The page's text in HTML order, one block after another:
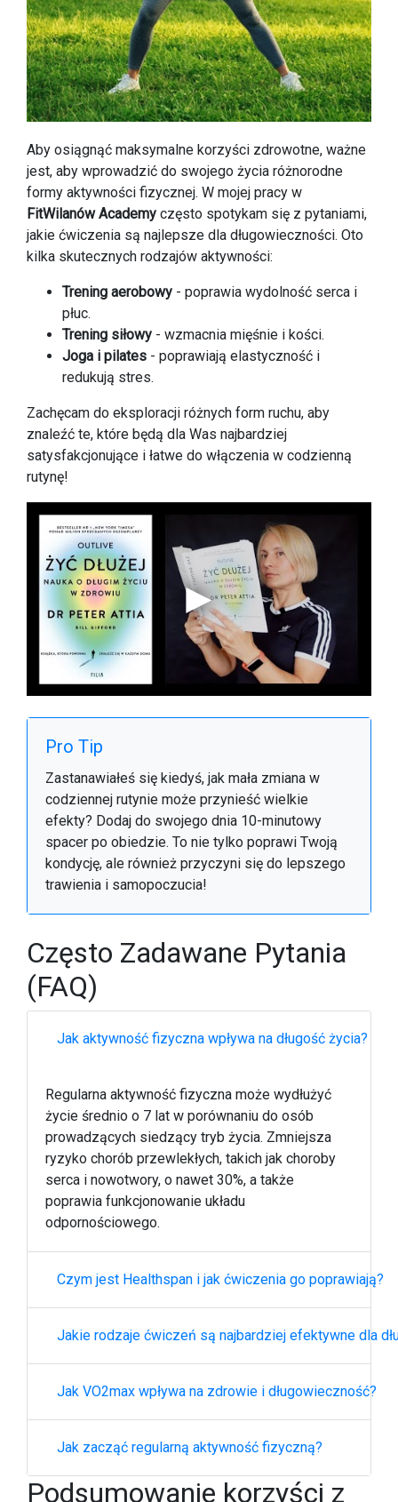
Aby osiągnąć maksymalne korzyści zdrowotne, ważne
jest, aby wprowadzić do swojego życia różnorodne
formy aktywności fizycznej. W mojej pracy w
FitWilanów Academy często spotykam się z pytaniami,
jakie ćwiczenia są najlepsze dla długowieczności. Oto
kilka skutecznych rodzajów aktywności:
Trening aerobowy - poprawia wydolność serca i
płuc.
Trening siłowy - wzmacnia mięśnie i kości.
Joga i pilates - poprawiają elastyczność i
redukują stres.
Zachęcam do eksploracji różnych form ruchu, aby
znaleźć te, które będą dla Was najbardziej
satysfakcjonujące i łatwe do włączenia w codzienną
rutynę!
Pro Tip
Zastanawiałeś się kiedyś, jak mała zmiana w
codziennej rutynie może przynieść wielkie
efekty? Dodaj do swojego dnia 10-minutowy
spacer po obiedzie. To nie tylko poprawi Twoją
kondycję, ale również przyczyni się do lepszego
trawienia i samopoczucia!
Często Zadawane Pytania
(FAQ)
Jak aktywność fizyczna wpływa na długość życia?
Regularna aktywność fizyczna może wydłużyć
życie średnio o 7 lat w porównaniu do osób
prowadzących siedzący tryb życia. Zmniejsza
ryzyko chorób przewlekłych, takich jak choroby
serca i nowotwory, o nawet 30%, a także
poprawia funkcjonowanie układu
odpornościowego.
Czym jest Healthspan i jak ćwiczenia go poprawiają?
Jakie rodzaje ćwiczeń są najbardziej efektywne dla
Jak VO2max wpływa na zdrowie i długowieczność?
Jak zacząć regularną aktywność fizyczną?
Podsumowanie korzyści z